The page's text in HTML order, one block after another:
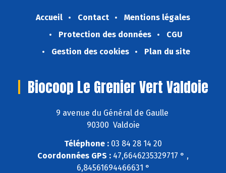
Accueil Contact
Mentions légales
Protection des données
CGU
Gestion des cookies
Plan du site
Biocoop Le Grenier Vert Valdoie
9 avenue du Général de Gaulle
90300 Valdoie
Téléphone : 03 84 28 14 20
Coordonnées GPS : 47,6646235329717 ° ,
6,84561694466631 °